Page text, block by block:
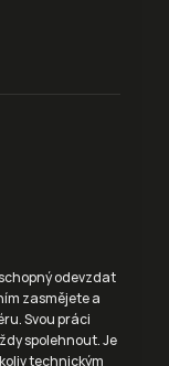
odevzdat
zasmějete a
Svou práci
spolehnout. Je
technickým